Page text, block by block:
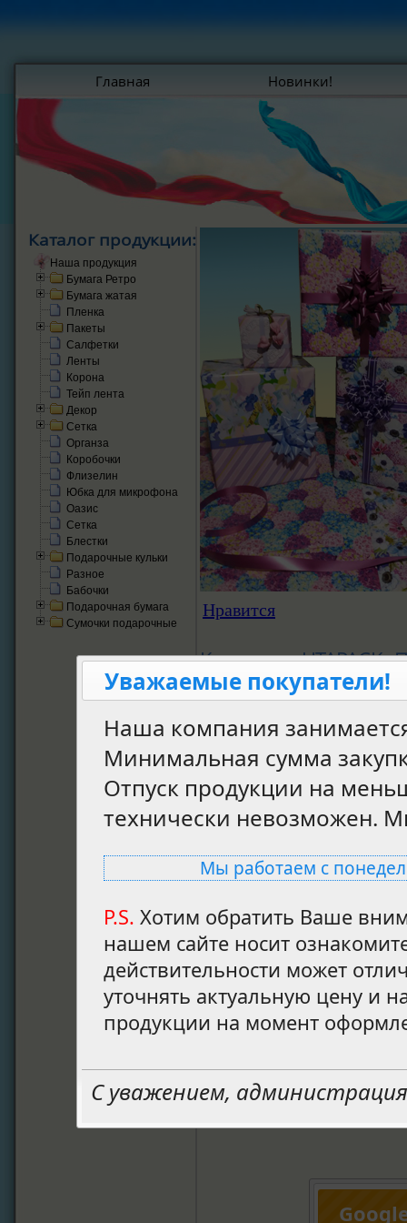
Главная Новинки!
Каталог продукции:
Наша продукция
Бумага Ретро
Бумага жатая
Пленка
Пакеты
Салфетки
Ленты
Корона
Тейп лента
Декор
Сетка
Органза
Коробочки
Флизелин
Юбка для микрофона
Оазис
Сетка
Блестки
Подарочные кульки
Разное
Бабочки
Подарочная бумага
Сумочки подарочные
Нравится
Компания UTAPACK.
и подарков,
флористических
свадебной
цветочной
флористические
для цветов,
аксессуары оптом.
декоративные
нашем сайте
предложить
ассортимент
обновляемый
действует гибкая
клиенту. Наши
наименованию
Уважаемые покупатели!
Наша компания
Минимальная сумма
Отпуск продукции на
технически невозможен.
Мы работаем с
P.S. Хотим обратить Ваше
нашем сайте носит
действительности может
уточнять актуальную цену и
продукции на момент